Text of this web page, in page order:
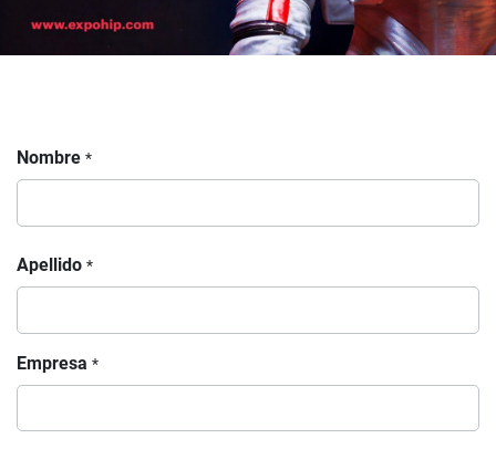
Nombre *
Apellido *
Empresa *